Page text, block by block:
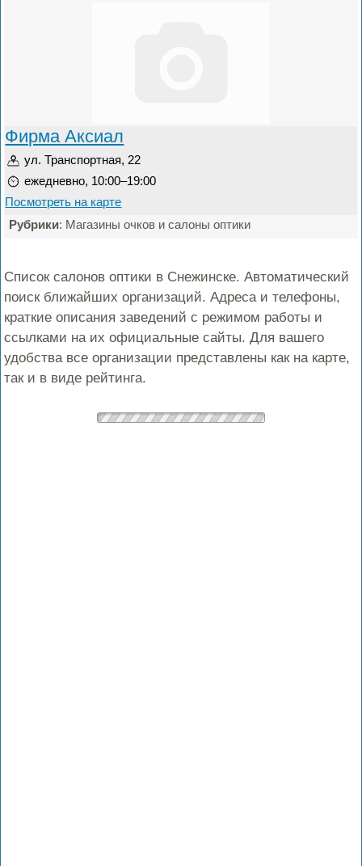
Фирма Аксиал
ул. Транспортная, 22
ежедневно, 10:00–19:00
Посмотреть на карте
Рубрики: Магазины очков и салоны оптики
Список салонов оптики в Снежинске. Автоматический
поиск ближайших организаций. Адреса и телефоны,
краткие описания заведений с режимом работы и
ссылками на их официальные сайты. Для вашего
удобства все организации представлены как на карте,
так и в виде рейтинга.